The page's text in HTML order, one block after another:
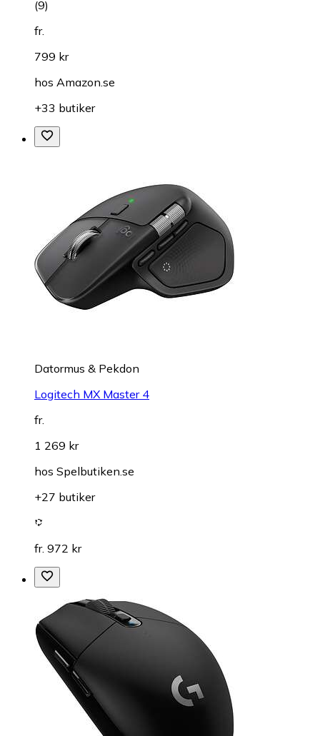
(9)
fr.
799 kr
hos Amazon.se
+33 butiker
Datormus & Pekdon
Logitech MX Master 4
fr.
1 269 kr
hos Spelbutiken.se
+27 butiker
fr. 972 kr